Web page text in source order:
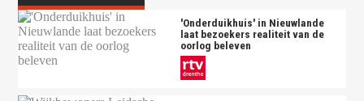
'Onderduikhuis' in Nieuwlande
laat bezoekers realiteit van de
oorlog beleven